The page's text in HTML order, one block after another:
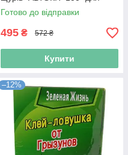
автомобілів та приміщень
(Niz16621)
Готово до відправки
495 ₴ 572 ₴
Купити
–12%